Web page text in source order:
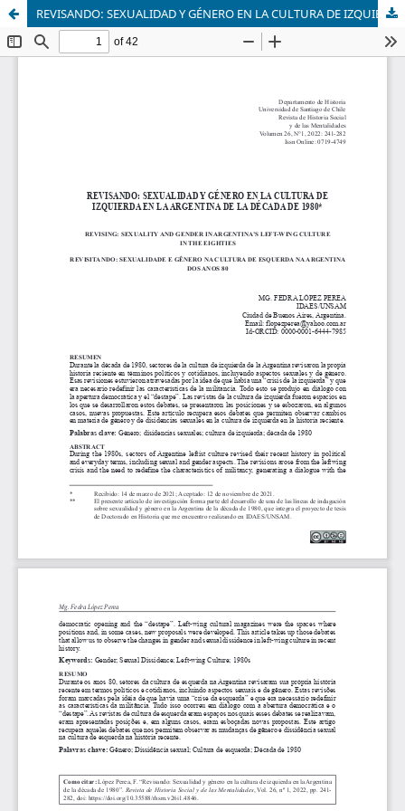
REVISANDO: SEXUALIDAD Y GÉNERO EN LA CULTURA DE IZQUIERDA EN LA ARGENTINA DE LA DÉCADA DE 1980